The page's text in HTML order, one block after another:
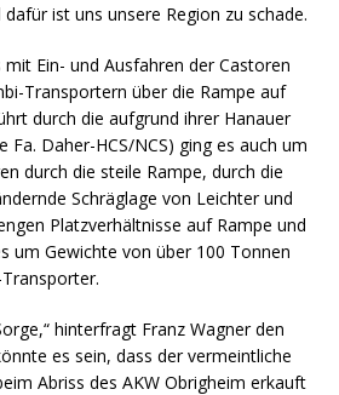
ist uns unsere Region zu schade.
Ein- und Ausfahren der Castoren
Transportern über die Rampe auf
durch die aufgrund ihrer Hanauer
Fa. Daher-HCS/NCS) ging es auch um
durch die steile Rampe, durch die
Schräglage von Leichter und
Platzverhältnisse auf Rampe und
um Gewichte von über 100 Tonnen
hinterfragt Franz Wagner den
es sein, dass der vermeintliche
Abriss des AKW Obrigheim erkauft